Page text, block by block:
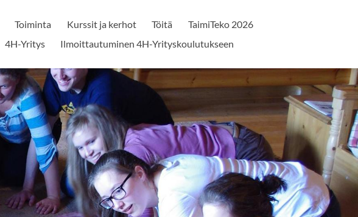
Toiminta Kurssit ja kerhot Töitä
TaimiTeko 2026
4H-Yritys Ilmoittautuminen 4H-Yrityskoulutukseen